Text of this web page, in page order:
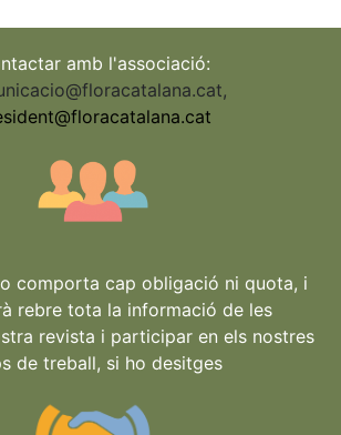
amb l'associació:
,
comporta cap obligació ni quota, i
rebre tota la informació de les
revista i participar en els nostres
de treball, si ho desitges